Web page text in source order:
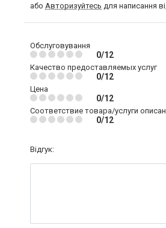
або Авторизуйтесь для написання
Обслуговування
0/12
Качество предоставляемых услуг
0/12
Цена
0/12
Соответствие товара/услуги
0/12
Відгук: